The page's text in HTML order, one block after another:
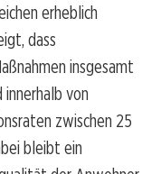
erheblich
dass
insgesamt
von
zwischen 25
bleibt ein